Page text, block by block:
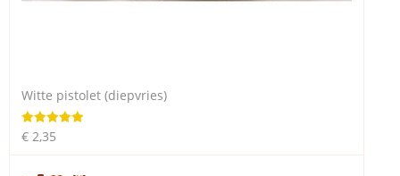
Witte pistolet (diepvries)
€ 2,35